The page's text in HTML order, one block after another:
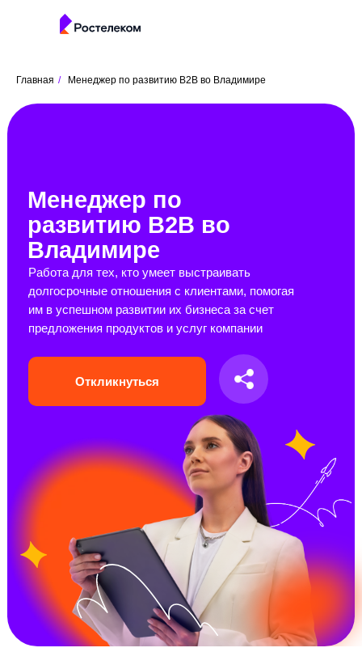
Главная / Менеджер по развитию B2B во Владимире
Владимире
Откликнуться
Работа для тех, кто умеет выстраивать
долгосрочные отношения с клиентами, помогая
им в успешном развитии их бизнеса за счет
предложения продуктов и услуг компании